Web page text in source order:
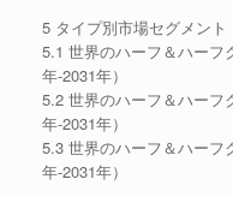
5 タイプ別市場セグメント
5.1 世界のハーフ＆ハーフ
年-2031年）
5.2 世界のハーフ＆ハーフ
年-2031年）
5.3 世界のハーフ＆ハーフ
年-2031年）